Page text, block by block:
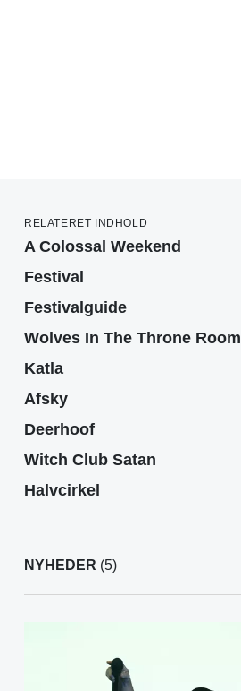
RELATERET INDHOLD
A Colossal Weekend
Festival
Festivalguide
Wolves In The Throne Room
Katla
Afsky
Deerhoof
Witch Club Satan
Halvcirkel
NYHEDER (5)